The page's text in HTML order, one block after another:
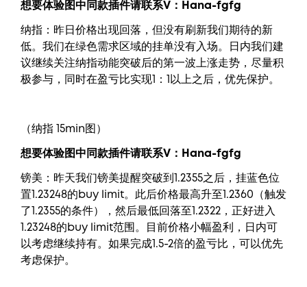
想要体验图中 同款插件请联系V： Hana-fgfg
纳指：昨日价格出现回落，但没有刷新我们期待的新
低。我们在绿色需求区域的挂单没有入场。日内我们建
议继续关注纳指动能突破后的第一波上涨走势，尽量积
极参与，同时在盈亏比实现1：1以上之后，优先保护。
（纳指 15min图）
想要体验图中 同款插件请联系V： Hana-fgfg
镑美：昨天我们镑美提醒突破到1.2355之后，挂蓝色位
置1.23248的buy limit。此后价格最高升至1.2360（触发
了1.2355的条件），然后最低回落至1.2322，正好进入
1.23248的buy limit范围。目前价格小幅盈利，日内可
以考虑继续持有。如果完成1.5-2倍的盈亏比，可以优先
考虑保护。